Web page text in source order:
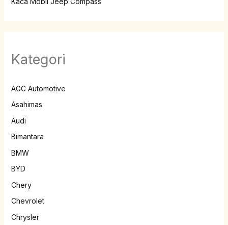
Kategori
AGC Automotive
Asahimas
Audi
Bimantara
BMW
BYD
Chery
Chevrolet
Chrysler